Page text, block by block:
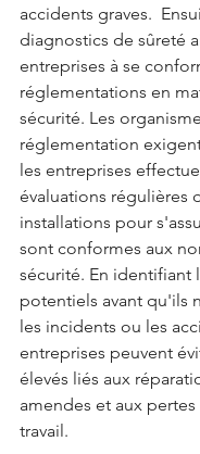
accidents graves.
diagnostics de sûreté
entreprises à se
réglementations en
sécurité. Les
réglementation
les entreprises
évaluations régulières
installations pour
sont conformes aux
sécurité. En identifiant
potentiels avant qu'ils
les incidents ou les
entreprises peuvent
élevés liés aux
amendes et aux
travail.